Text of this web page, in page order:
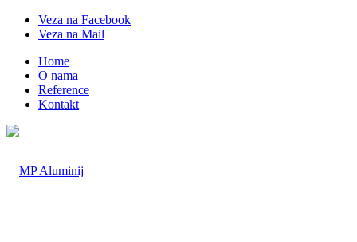
Veza na Facebook
Veza na Mail
Home
O nama
Reference
Kontakt